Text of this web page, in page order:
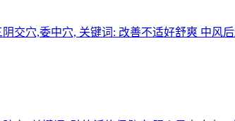
交穴,委中穴, 关键词: 改善不适好舒爽 中